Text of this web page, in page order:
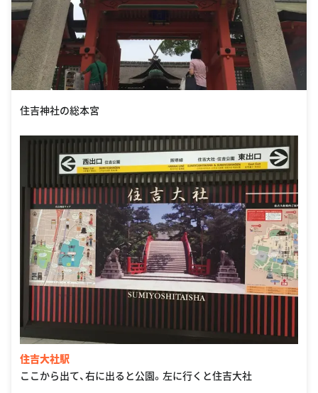
住吉神社の総本宮
住吉大社駅
ここから出て、右に出ると公園。左に行くと住吉大社